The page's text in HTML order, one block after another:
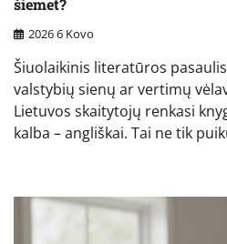
šiemet?
2026 6 Kovo
Šiuolaikinis literatūros
valstybių sienų ar vertimų
Lietuvos skaitytojų renkasi
kalba – angliškai. Tai ne tik